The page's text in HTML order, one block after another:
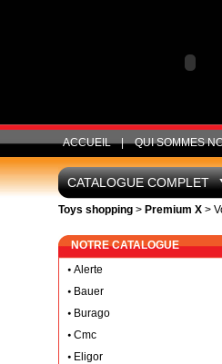
ACCUEIL | QUI SOMMES
CATALOGUE COMPLET
Toys shopping > Premium X >
NOTRE CATALOGUE
Alerte
Bauer
Burago
Cmc
Eligor